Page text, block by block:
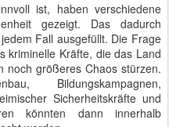
ist, haben verschiedene
gezeigt. Das dadurch
Fall ausgefüllt. Die Frage
kriminelle Kräfte, die das Land
noch größeres Chaos stürzen.
Bildungskampagnen,
Sicherheitskräfte und
könnten dann innerhalb